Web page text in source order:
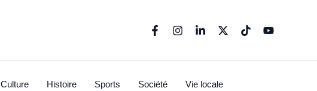
Culture Histoire Sports Société Vie locale